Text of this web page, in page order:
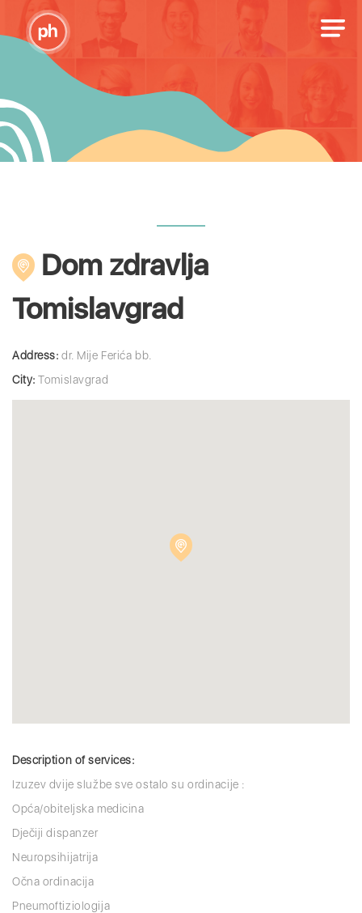
Dom zdravlja
Tomislavgrad
Address: dr. Mije Ferića bb.
City: Tomislavgrad
Description of services:
Izuzev dvije službe sve ostalo su ordinacije :
Opća/obiteljska medicina
Dječiji dispanzer
Neuropsihijatrija
Očna ordinacija
Pneumoftiziologija